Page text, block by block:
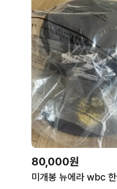
80,000원